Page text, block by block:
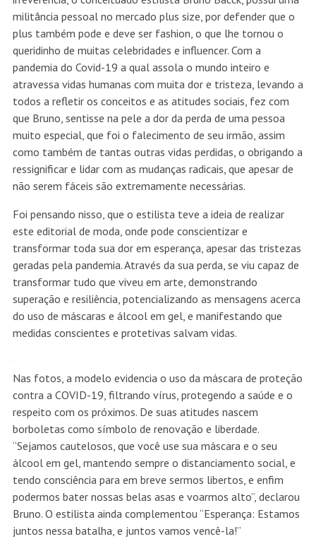
militância pessoal no mercado plus size, por defender que o
plus também pode e deve ser fashion, o que lhe tornou o
queridinho de muitas celebridades e influencer. Com a
pandemia do Covid-19 a qual assola o mundo inteiro e
atravessa vidas humanas com muita dor e tristeza, levando a
todos a refletir os conceitos e as atitudes sociais, fez com
que Bruno, sentisse na pele a dor da perda de uma pessoa
muito especial, que foi o falecimento de seu irmão, assim
como também de tantas outras vidas perdidas, o obrigando a
ressignificar e lidar com as mudanças radicais, que apesar de
não serem fáceis são extremamente necessárias.
Foi pensando nisso, que o estilista teve a ideia de realizar
este editorial de moda, onde pode conscientizar e
transformar toda sua dor em esperança, apesar das tristezas
geradas pela pandemia. Através da sua perda, se viu capaz de
transformar tudo que viveu em arte, demonstrando
superação e resiliência, potencializando as mensagens acerca
do uso de máscaras e álcool em gel, e manifestando que
medidas conscientes e protetivas salvam vidas.
Nas fotos, a modelo evidencia o uso da máscara de proteção
contra a COVID-19, filtrando vírus, protegendo a saúde e o
respeito com os próximos. De suas atitudes nascem
borboletas como símbolo de renovação e liberdade.
“Sejamos cautelosos, que você use sua máscara e o seu
álcool em gel, mantendo sempre o distanciamento social, e
tendo consciência para em breve sermos libertos, e enfim
podermos bater nossas belas asas e voarmos alto”, declarou
Bruno. O estilista ainda complementou “Esperança: Estamos
juntos nessa batalha, e juntos vamos vencê-la!”